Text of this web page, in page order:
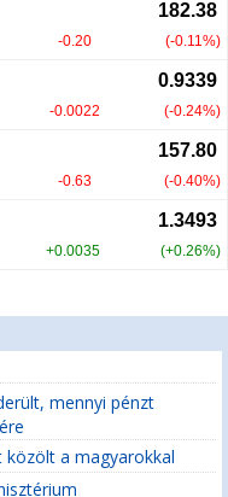
mennyi pénzt
a magyarokkal